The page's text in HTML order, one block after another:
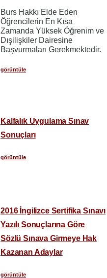
Burs Hakkı Elde Eden
Öğrencilerin En Kısa
Zamanda Yüksek Öğrenim ve
Dışilişkiler Dairesine
Başvurmaları Gerekmektedir.
görüntüle
Kalfalık Uygulama Sınav
Sonuçları
görüntüle
2016 İngilizce Sertifika Sınavı
Yazılı Sonuçlarına Göre
Sözlü Sınava Girmeye Hak
Kazanan Adaylar
görüntüle